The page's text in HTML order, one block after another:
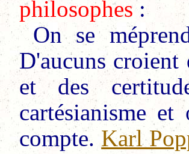
philosophes:
On se
D'aucuns
et des
cartésianisme
compte. Karl